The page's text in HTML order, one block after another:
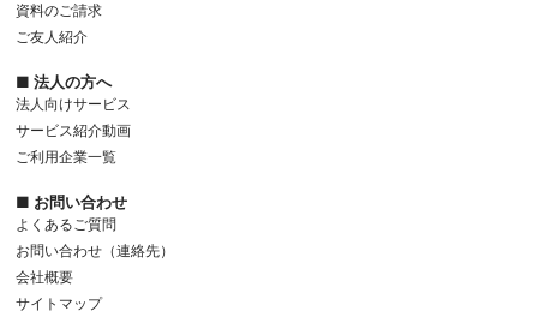
資料のご請求
ご友人紹介
■ 法人の方へ
法人向けサービス
サービス紹介動画
ご利用企業一覧
■ お問い合わせ
よくあるご質問
お問い合わせ（連絡先）
会社概要
サイトマップ